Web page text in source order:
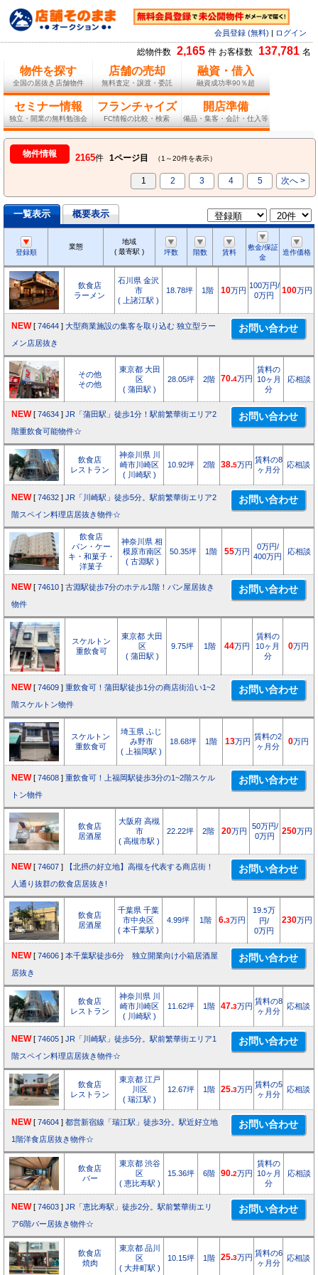
会員登録 (無料) ログイン
総物件数 2,165 件 お客様数 137,781 名
物件を探す
全国の居抜き店舗物件
店舗の売却
無料査定・譲渡・委託
融資・借入
融資成功率90％超
セミナー情報
独立・開業の無料勉強会
フランチャイズ
FC情報の比較・検索
開店準備
備品・集客・会計・仕入等
物件情報 2165件 1ページ目 （1～20件を表示）
1 2 3 4 5 次へ >
一覧表示 概要表示
登録順
業態
地域
( 最寄駅 )
坪数 階数 賃料
敷金/保証
金
造作価格
飲食店
ラーメン
石川県 金沢
市
( 上諸江駅 )
18.78坪 1階 10万円
100万円/
0万円
100万円
NEW [ 74644 ] 大型商業施設の集客を取り込む 独立型ラー
メン店居抜き
その他
その他
東京都 大田
区
( 蒲田駅 )
28.05坪 2階 70.4万円
賃料の
10ヶ月
分
応相談
NEW [ 74634 ] JR「蒲田駅」徒歩1分！駅前繁華街エリア2
階重飲食可能物件☆
飲食店
レストラン
神奈川県 川
崎市川崎区
( 川崎駅 )
10.92坪 2階 38.5万円
賃料の8
ヶ月分
応相談
NEW [ 74632 ] JR「川崎駅」徒歩5分。駅前繁華街エリア2
階スペイン料理店居抜き物件☆
飲食店
パン・ケー
キ・和菓子・
洋菓子
神奈川県 相
模原市南区
( 古淵駅 )
50.35坪 1階 55万円
0万円/
400万円
応相談
NEW [ 74610 ] 古淵駅徒歩7分のホテル1階！パン屋居抜き
物件
スケルトン
重飲食可
東京都 大田
区
( 蒲田駅 )
9.75坪 1階 44万円
賃料の
10ヶ月
分
0万円
NEW [ 74609 ] 重飲食可！蒲田駅徒歩1分の商店街沿い1~2
階スケルトン物件
スケルトン
重飲食可
埼玉県 ふじ
み野市
( 上福岡駅 )
18.68坪 1階 13万円
賃料の2
ヶ月分
0万円
NEW [ 74608 ] 重飲食可！上福岡駅徒歩3分の1~2階スケル
トン物件
飲食店
居酒屋
大阪府 高槻
市
( 高槻市駅 )
22.22坪 2階 20万円
50万円/
0万円
250万円
NEW [ 74607 ]
【北摂の好立地】高槻を代表する商店街！
人通り抜群の飲食店居抜き!
飲食店
居酒屋
千葉県 千葉
市中央区
( 本千葉駅 )
4.99坪 1階 6.3万円
19.5万
円/
0万円
230万円
NEW [ 74606 ] 本千葉駅徒歩6分 独立開業向け小箱居酒屋
居抜き
飲食店
レストラン
神奈川県 川
崎市川崎区
( 川崎駅 )
11.62坪 1階 47.3万円
賃料の8
ヶ月分
応相談
NEW [ 74605 ] JR「川崎駅」徒歩5分。駅前繁華街エリア1
階スペイン料理店居抜き物件☆
飲食店
レストラン
東京都 江戸
川区
( 瑞江駅 )
12.67坪 1階 25.3万円
賃料の5
ヶ月分
応相談
NEW [ 74604 ] 都営新宿線「瑞江駅」徒歩3分。駅近好立地
1階洋食店居抜き物件☆
飲食店
バー
東京都 渋谷
区
( 恵比寿駅 )
15.36坪 6階 90.2万円
賃料の
10ヶ月
分
応相談
NEW [ 74603 ] JR「恵比寿駅」徒歩2分。駅前繁華街エリ
ア6階バー居抜き物件☆
飲食店
焼肉
東京都 品川
区
( 大井町駅 )
10.15坪 1階 25.3万円 賃料の6
ヶ月分
応相談